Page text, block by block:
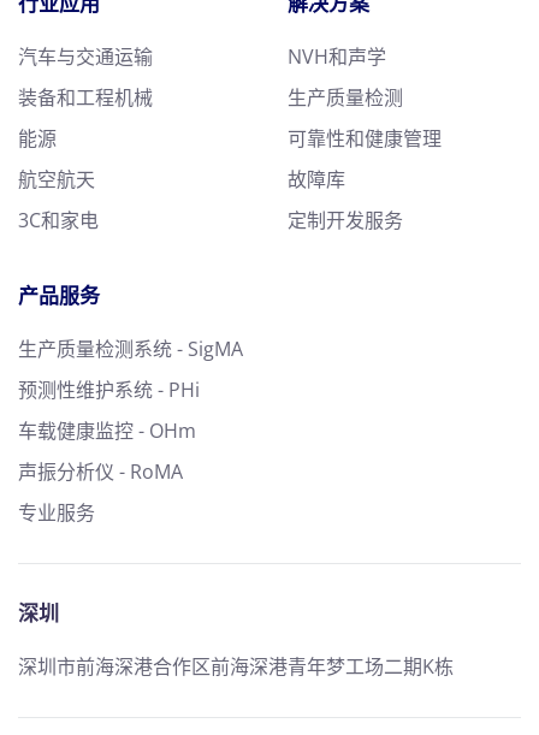
汽车与交通运输
装备和工程机械
能源
航空航天
3C和家电
NVH和声学
生产质量检测
可靠性和健康管理
故障库
定制开发服务
产品服务
生产质量检测系统 - SigMA
预测性维护系统 - PHi
车载健康监控 - OHm
声振分析仪 - RoMA
专业服务
深圳
深圳市前海深港合作区前海深港青年梦工场二期K栋